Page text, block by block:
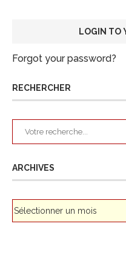
Forgot your password?
RECHERCHER
ARCHIVES